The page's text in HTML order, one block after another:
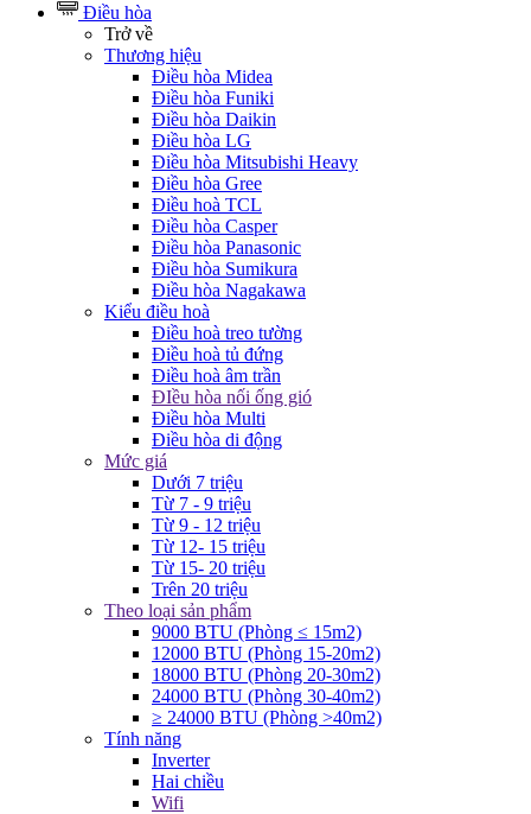
Điều hòa
Trở về
Thương hiệu
Điều hòa Midea
Điều hòa Funiki
Điều hòa Daikin
Điều hòa LG
Điều hòa Mitsubishi Heavy
Điều hòa Gree
Điều hoà TCL
Điều hòa Casper
Điều hòa Panasonic
Điều hòa Sumikura
Điều hòa Nagakawa
Kiểu điều hoà
Điều hoà treo tường
Điều hoà tủ đứng
Điều hoà âm trần
ĐIều hòa nối ống gió
Điều hòa Multi
Điều hòa di động
Mức giá
Dưới 7 triệu
Từ 7 - 9 triệu
Từ 9 - 12 triệu
Từ 12- 15 triệu
Từ 15- 20 triệu
Trên 20 triệu
Theo loại sản phẩm
9000 BTU (Phòng ≤ 15m2)
12000 BTU (Phòng 15-20m2)
18000 BTU (Phòng 20-30m2)
24000 BTU (Phòng 30-40m2)
≥ 24000 BTU (Phòng >40m2)
Tính năng
Inverter
Hai chiều
Wifi